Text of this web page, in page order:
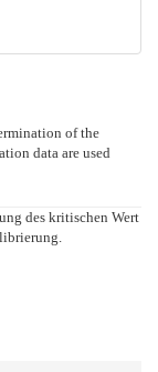
of the
data are used
des kritischen Wert